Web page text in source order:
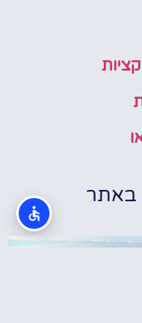
באתר